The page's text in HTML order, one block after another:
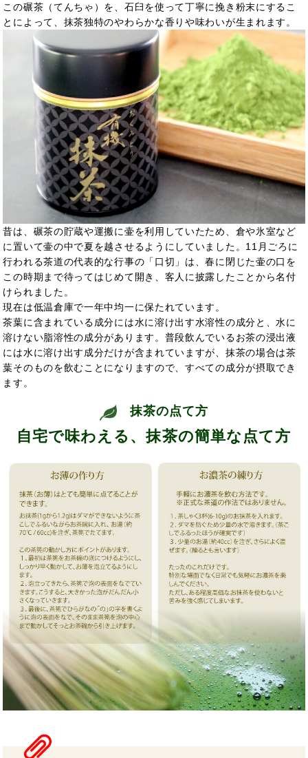
この碾茶（てんちゃ）を、石臼を使って丁寧に挽き粉末にするこ
とによって、抹茶独特のやわらかな香りや味わいが生まれます。
昔は、碾茶の貯蔵や運搬に壷を利用していたため、倉や氷室など
に置いて壷の中で夏を越させるようにしていました。11月ごろに
行われる茶道の代表的な行事の「口切」は、春に閉じた壷の口を
この時期まで待ってはじめて開き、客人に披露したことから名付
けられました。
現在は低温倉庫で一年中均一に保たれています。
茶葉に含まれている成分には水に溶け出す水溶性の成分と、水に
溶けない脂溶性の成分があります。普段飲んでいるお茶の浸出液
には水に溶け出す成分だけが含まれていますが、抹茶の場合は茶
葉そのものを飲むことになりますので、すべての成分が摂取でき
ます。
抹茶の点て方
自宅で味わえる、抹茶の簡単な点て方